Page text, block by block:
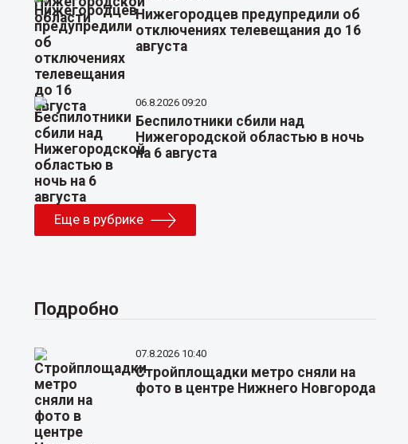
Нижегородцев предупредили об
отключениях телевещания до 16
августа
06.8.2026 09:20
Беспилотники сбили над
Нижегородской областью в ночь
на 6 августа
Еще в рубрике
Подробно
07.8.2026 10:40
Стройплощадки метро сняли на
фото в центре Нижнего Новгорода